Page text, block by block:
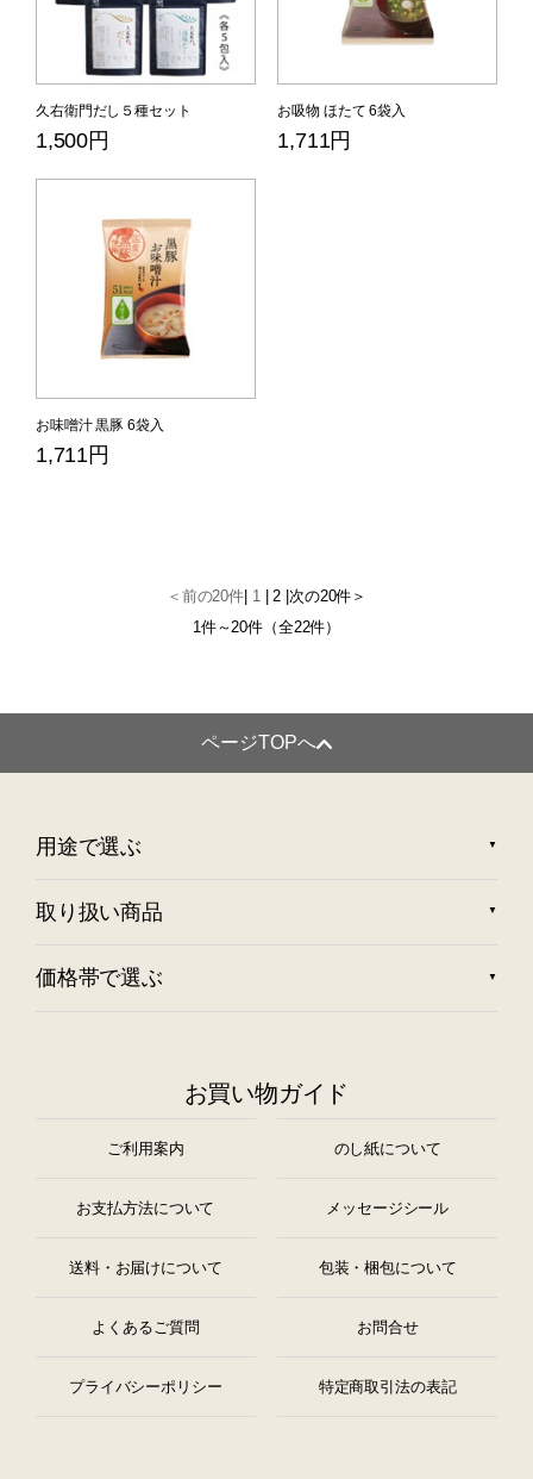
久右衛門だし５種セット
1,500円
お吸物 ほたて 6袋入
1,711円
お味噌汁 黒豚 6袋入
1,711円
＜前の20件 1|2 次の20件＞
1件～20件（全22件）
ページTOPへ
用途で選ぶ
取り扱い商品
価格帯で選ぶ
お買い物ガイド
ご利用案内 のし紙について
お支払方法について メッセージシール
送料・お届けについて 包装・梱包について
よくあるご質問 お問合せ
プライバシーポリシー 特定商取引法の表記